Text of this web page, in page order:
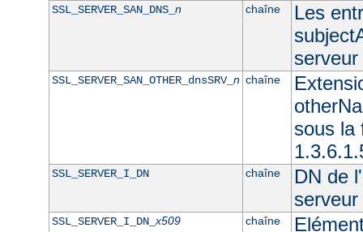
SSL_SERVER_SAN_DNS_ n chaîne
Les
SSL_SERVER_SAN_OTHER_dnsSRV_ n chaîne
sous la
SSL_SERVER_I_DN chaîne
DN de
serveur
SSL_SERVER_I_DN_x509 chaîne